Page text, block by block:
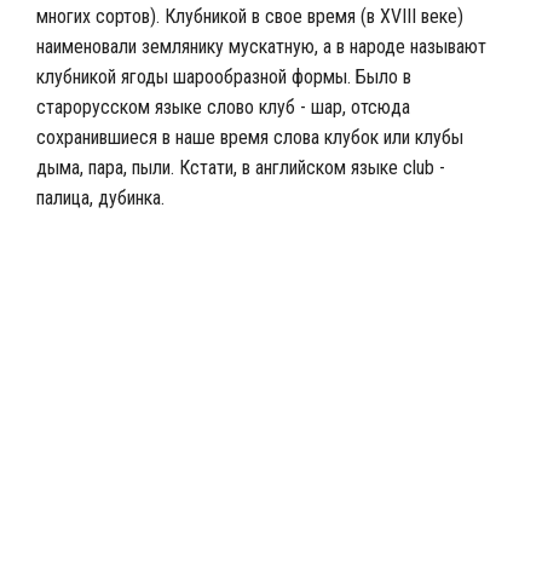
многих сортов). Клубникой в свое время (в XVIII веке)
наименовали землянику мускатную, а в народе называют
клубникой ягоды шарообразной формы. Было в
старорусском языке слово клуб - шар, отсюда
сохранившиеся в наше время слова клубок или клубы
дыма, пара, пыли. Кстати, в английском языке club -
палица, дубинка.